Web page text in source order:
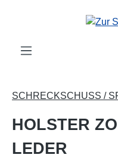
Zum Hauptinhalt springen
SCHRECKSCHUSS /
HOLSTER
LEDER